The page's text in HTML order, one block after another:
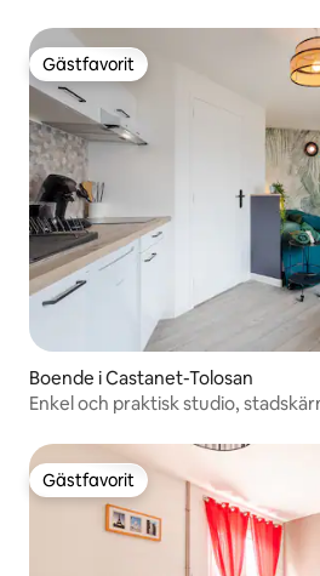
Gästfavorit
Gästfavorit
Boende i Castanet-Tolosan
Enkel och praktisk studio,
Gästfavorit
Gästfavorit